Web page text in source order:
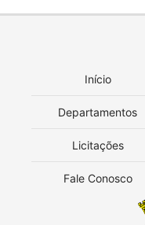
Início
Departamentos
Licitações
Fale Conosco